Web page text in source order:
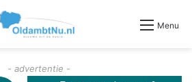
Menu
- advertentie -